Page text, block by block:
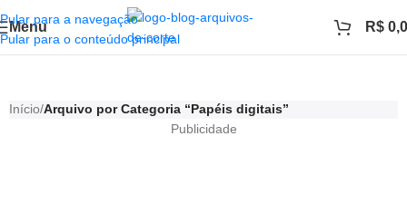
Pular para a navegação
Pular para o conteúdo principal
Menu R$
Início/Arquivo por Categoria “Papéis digitais”
Publicidade